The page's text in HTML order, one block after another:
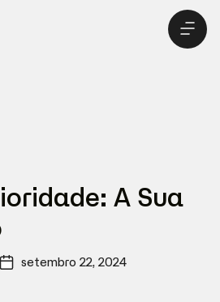
A Sua
setembro 22, 2024